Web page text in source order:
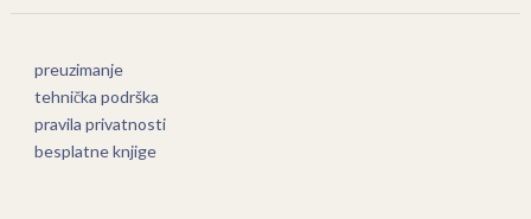
preuzimanje
tehnička podrška
pravila privatnosti
besplatne knjige